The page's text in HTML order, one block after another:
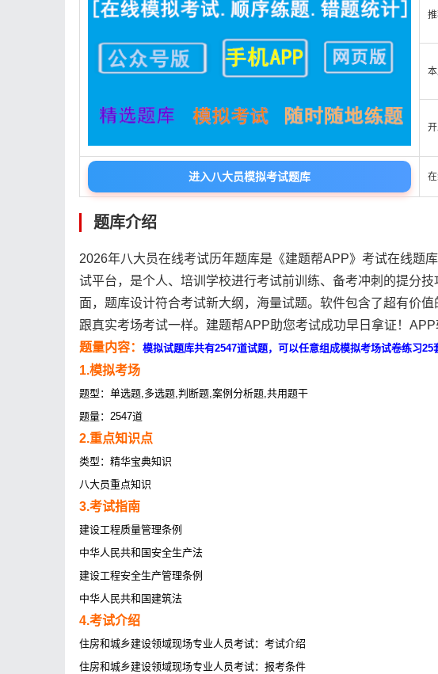
推
本
开
进入八大员模拟考试题库 在
题库介绍
2026年八大员在线考试历年题库是《建题帮APP》考试在线题
试平台，是个人、培训学校进行考试前训练、备考冲刺的提分
面，题库设计符合考试新大纲，海量试题。软件包含了超有价
跟真实考场考试一样。建题帮APP助您考试成功早日拿证！
题量内容： 模拟试题库共有2547道试题，可以任意组成模拟考场试卷练习
1.模拟考场
题型：单选题,多选题,判断题,案例分析题,共用题干
题量：2547道
2.重点知识点
类型：精华宝典知识
八大员重点知识
3.考试指南
建设工程质量管理条例
中华人民共和国安全生产法
建设工程安全生产管理条例
中华人民共和国建筑法
4.考试介绍
住房和城乡建设领域现场专业人员考试：考试介绍
住房和城乡建设领域现场专业人员考试：报考条件